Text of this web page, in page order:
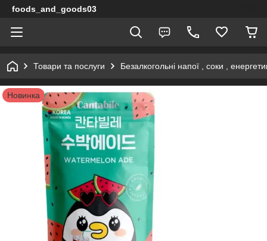
foods_and_goods03
Товари та послуги Безалкогольні напої , соки ,
Новинка